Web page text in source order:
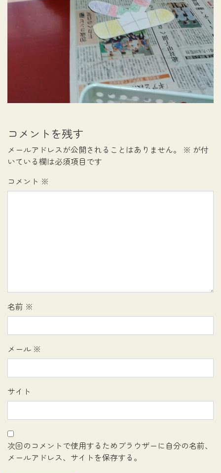
コメントを残す
メールアドレスが公開されることはありません。 ※ が付
いている欄は必須項目です
コメント ※
名前 ※
メール ※
サイト
次回のコメントで使用するためブラウザーに自分の名前、
メールアドレス、サイトを保存する。